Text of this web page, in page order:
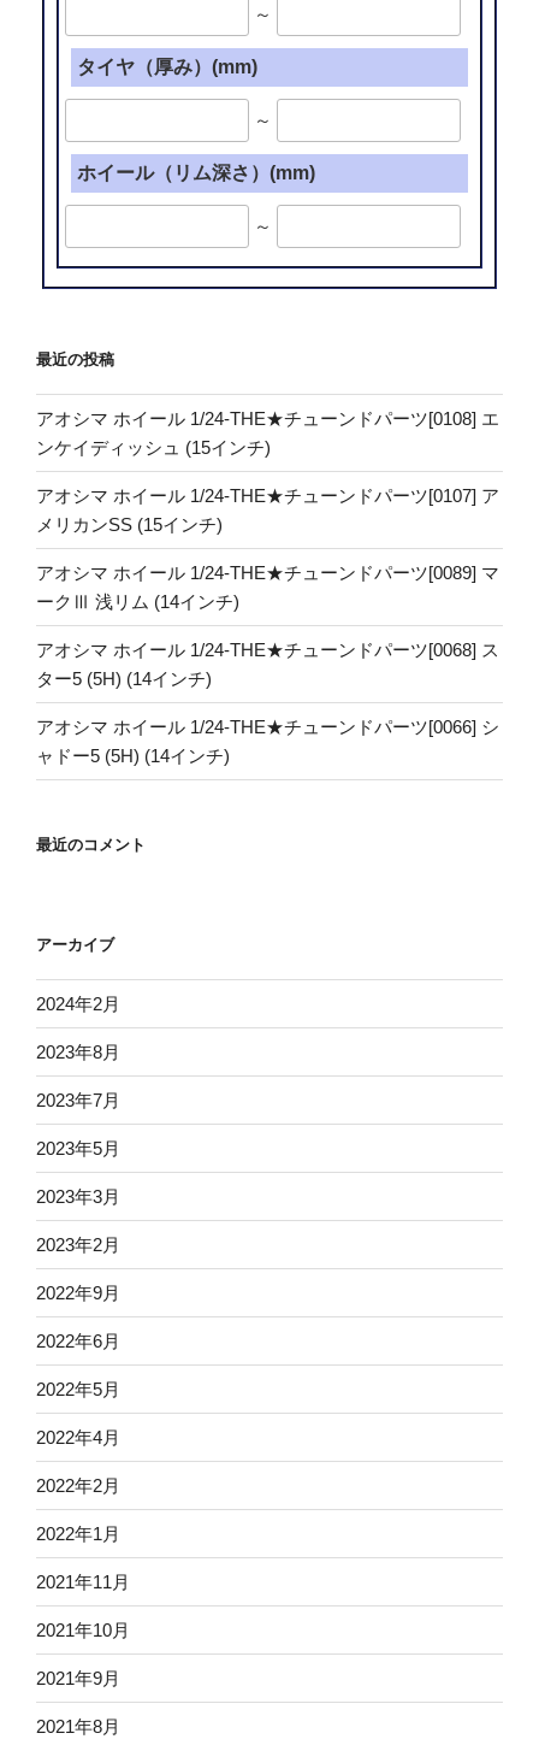
～
タイヤ（厚み）(mm)
～
ホイール（リム深さ）(mm)
～
最近の投稿
アオシマ ホイール 1/24-THE★チューンドパーツ[0108] エ
ンケイディッシュ (15インチ)
アオシマ ホイール 1/24-THE★チューンドパーツ[0107] ア
メリカンSS (15インチ)
アオシマ ホイール 1/24-THE★チューンドパーツ[0089] マ
ークⅢ 浅リム (14インチ)
アオシマ ホイール 1/24-THE★チューンドパーツ[0068] ス
ター5 (5H) (14インチ)
アオシマ ホイール 1/24-THE★チューンドパーツ[0066] シ
ャドー5 (5H) (14インチ)
最近のコメント
アーカイブ
2024年2月
2023年8月
2023年7月
2023年5月
2023年3月
2023年2月
2022年9月
2022年6月
2022年5月
2022年4月
2022年2月
2022年1月
2021年11月
2021年10月
2021年9月
2021年8月